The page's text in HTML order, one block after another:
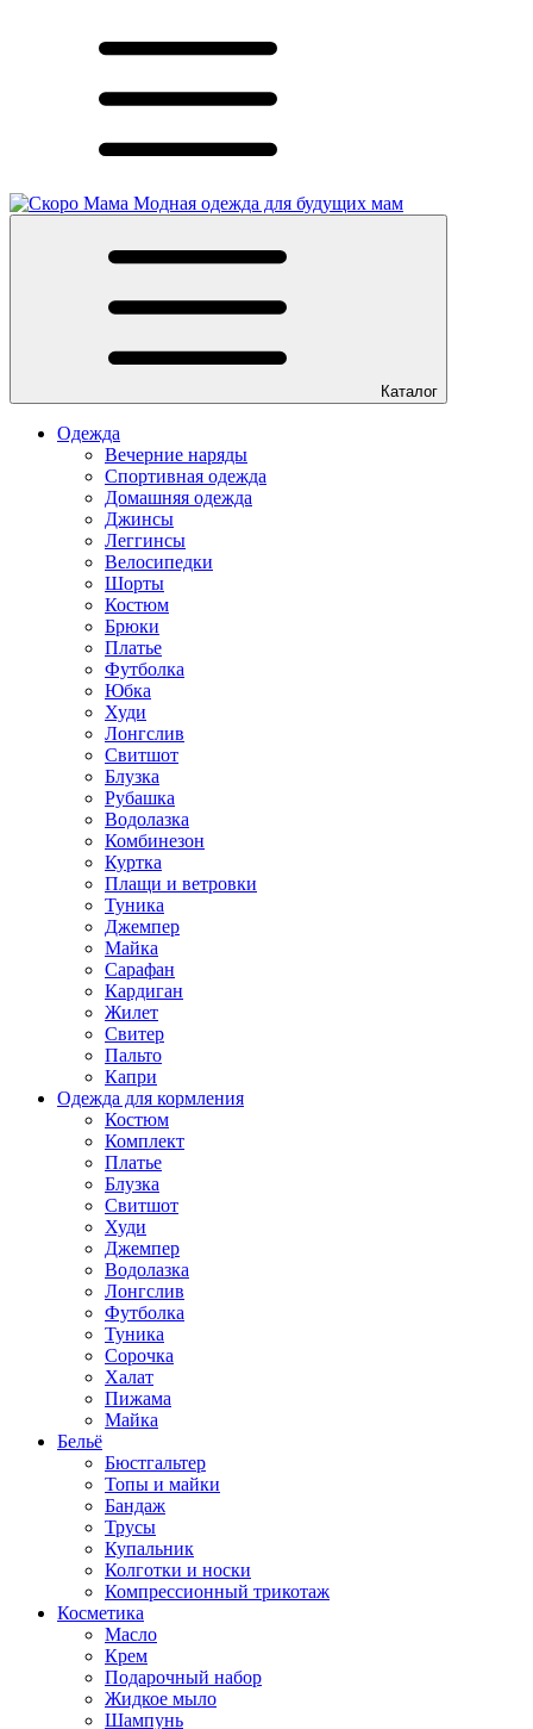
Модная одежда для будущих мам
Каталог
Одежда
Вечерние наряды
Спортивная одежда
Домашняя одежда
Джинсы
Леггинсы
Велосипедки
Шорты
Костюм
Брюки
Платье
Футболка
Юбка
Худи
Лонгслив
Свитшот
Блузка
Рубашка
Водолазка
Комбинезон
Куртка
Плащи и ветровки
Туника
Джемпер
Майка
Сарафан
Кардиган
Жилет
Свитер
Пальто
Капри
Одежда для кормления
Костюм
Комплект
Платье
Блузка
Свитшот
Худи
Джемпер
Водолазка
Лонгслив
Футболка
Туника
Сорочка
Халат
Пижама
Майка
Бельё
Бюстгальтер
Топы и майки
Бандаж
Трусы
Купальник
Колготки и носки
Компрессионный трикотаж
Косметика
Масло
Крем
Подарочный набор
Жидкое мыло
Шампунь